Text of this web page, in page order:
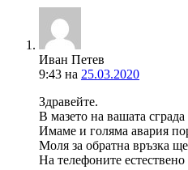
Иван Петев
9:43 на 25.03.2020
Здравейте.
В мазето на вашата
Имаме и голяма авария
Моля за обратна връзка
На телефоните